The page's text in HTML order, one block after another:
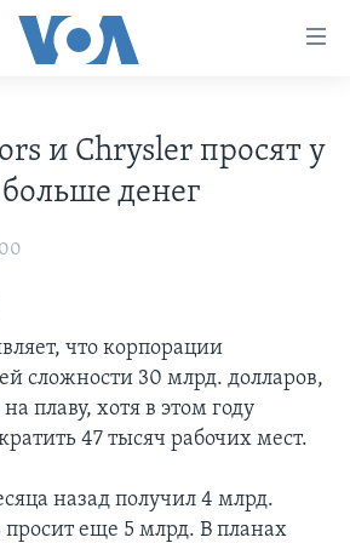
ПУТЕШЕСТВИЕ
ИСТОРИЯ
и Chrysler просят у
больше денег
что корпорации
сложности 30 млрд. долларов,
плаву, хотя в этом году
47 тысяч рабочих мест.
назад получил 4 млрд.
просит еще 5 млрд. В планах